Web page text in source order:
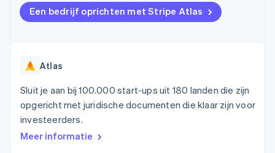
Connections
Data gekoppelde
Product roadmap
Ontdek wat er in het verschiet ligt
Radar
Fraudepreventie
Creator economy
Gaming
tijd
Professionele
Detailhandel
Bronnen
App-integraties
Contact
Partner worden
Een bedrijf oprichten met Stripe Atlas
Atlas
Sluit je aan bij 100.000 start-ups uit 180 landen die zijn
opgericht met juridische documenten die klaar zijn voor
investeerders.
Meer informatie